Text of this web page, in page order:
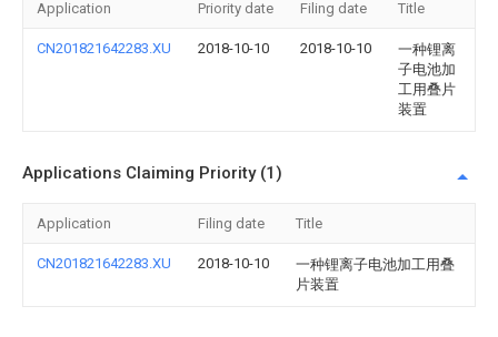
Application Priority date Filing date Title
CN201821642283.XU 2018-10-10 2018-10-10
一种锂离
子电池加
工用叠片
装置
Applications Claiming Priority (1)
Application Filing date Title
CN201821642283.XU 2018-10-10
一种锂离子电池加工用叠
片装置